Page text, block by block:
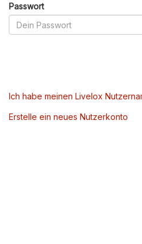
Passwort
Ich habe meinen Livelox
Erstelle ein neues Nutzerkonto